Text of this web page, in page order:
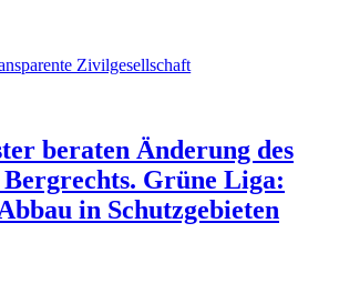
beraten Änderung des
Grüne Liga:
in Schutzgebieten